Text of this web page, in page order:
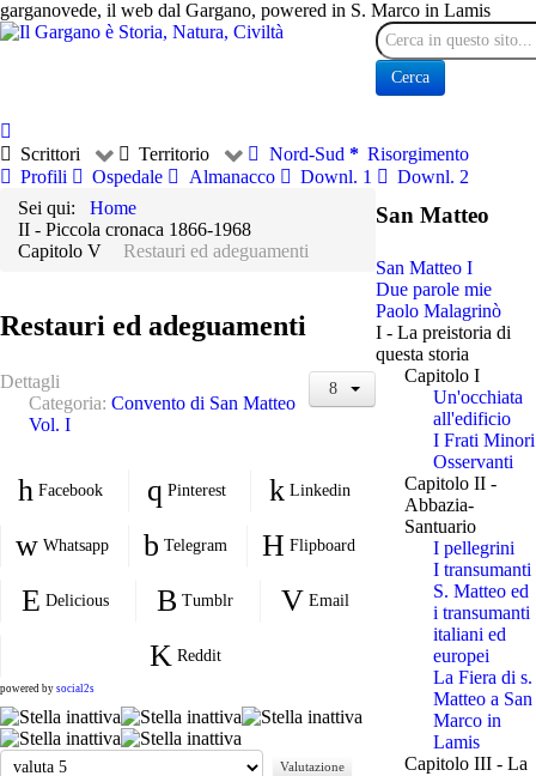
garganovede, il web dal Gargano, powered in S. Marco in Lamis
Cerca
Cerca
Scrittori Territorio Nord-Sud
Risorgimento
Profili
Ospedale Almanacco Downl. 1
Downl. 2
Sei qui:
Home
II - Piccola cronaca 1866-1968
Capitolo V
Restauri ed adeguamenti
Restauri ed adeguamenti
Dettagli
Categoria: Convento di San Matteo
Vol. I
Facebook Pinterest Linkedin
Whatsapp Telegram Flipboard
Delicious Tumblr Email
Reddit
powered by social2s
Valuta
San Matteo
San Matteo I
Due parole mie
Paolo Malagrinò
I - La preistoria di
questa storia
Capitolo I
Un'occhiata
all'edificio
I Frati Minori
Osservanti
Capitolo II -
Abbazia-
Santuario
I pellegrini
I transumanti
S. Matteo ed
i transumanti
italiani ed
europei
La Fiera di s.
Matteo a San
Marco in
Lamis
Capitolo III - La